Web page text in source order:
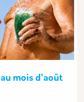
mois d'août